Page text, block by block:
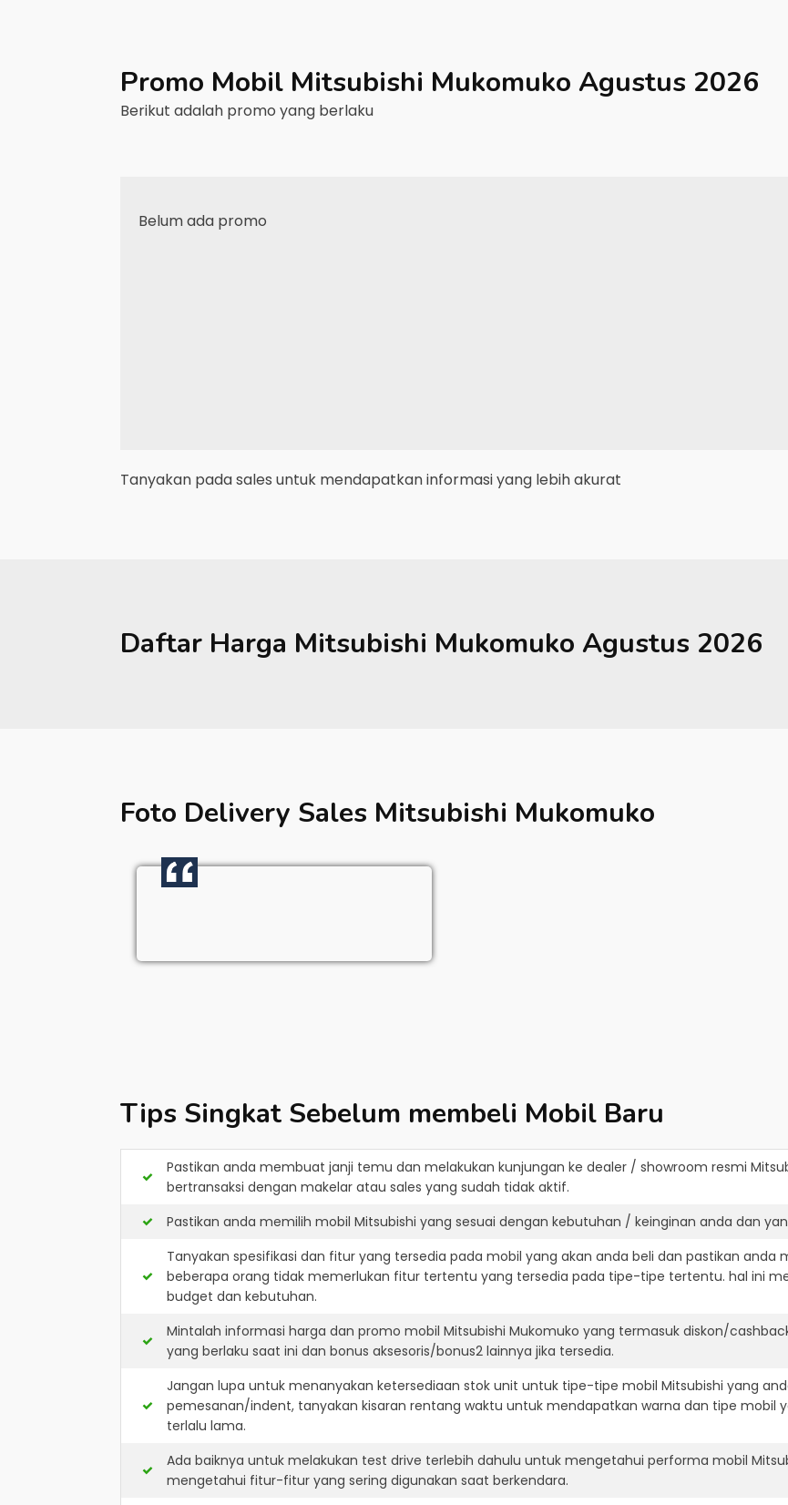
Promo Mobil Mitsubishi Mukomuko Agustus 2026
Berikut adalah promo yang berlaku
Belum ada promo
Tanyakan pada sales untuk mendapatkan informasi yang lebih akurat
Daftar Harga Mitsubishi Mukomuko Agustus 2026
Foto Delivery Sales Mitsubishi Mukomuko
Tips Singkat Sebelum membeli Mobil Baru
Pastikan anda membuat janji temu dan melakukan kunjungan ke dealer / showroom resmi
bertransaksi dengan makelar atau sales yang sudah tidak aktif.
Pastikan anda memilih mobil Mitsubishi yang sesuai dengan kebutuhan / keinginan anda dan
Tanyakan spesifikasi dan fitur yang tersedia pada mobil yang akan anda beli dan pastikan
beberapa orang tidak memerlukan fitur tertentu yang tersedia pada tipe-tipe tertentu. hal ini
budget dan kebutuhan.
Mintalah informasi harga dan promo mobil Mitsubishi Mukomuko yang termasuk diskon/
yang berlaku saat ini dan bonus aksesoris/bonus2 lainnya jika tersedia.
Jangan lupa untuk menanyakan ketersediaan stok unit untuk tipe-tipe mobil Mitsubishi yang
pemesanan/indent, tanyakan kisaran rentang waktu untuk mendapatkan warna dan tipe mobil
terlalu lama.
Ada baiknya untuk melakukan test drive terlebih dahulu untuk mengetahui performa mobil
mengetahui fitur-fitur yang sering digunakan saat berkendara.